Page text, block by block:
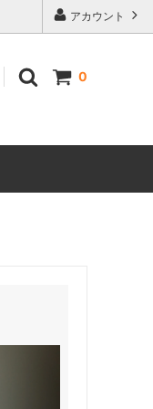
アカウント
0